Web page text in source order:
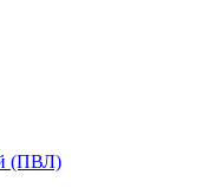
(ПВЛ)